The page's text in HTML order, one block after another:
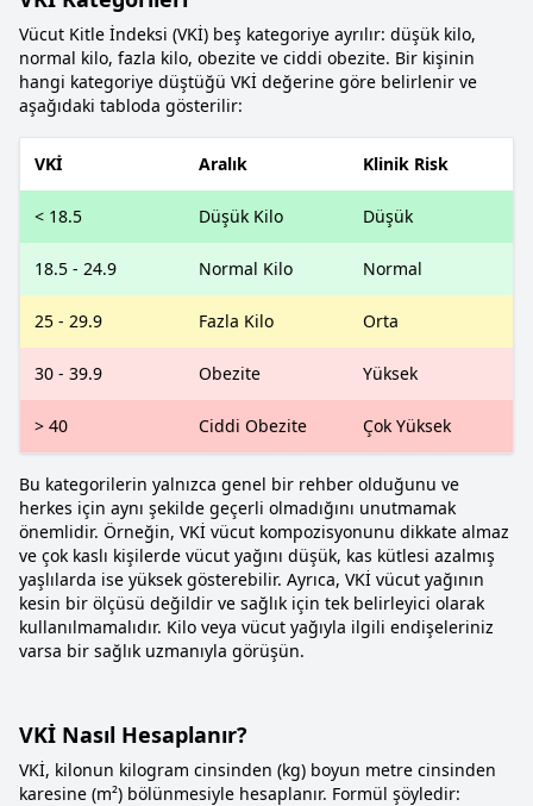
Vücut Kitle İndeksi (VKİ) beş kategoriye ayrılır: düşük kilo,
normal kilo, fazla kilo, obezite ve ciddi obezite. Bir kişinin
hangi kategoriye düştüğü VKİ değerine göre belirlenir ve
aşağıdaki tabloda gösterilir:
VKİ Aralık Klinik Risk
< 18.5 Düşük Kilo Düşük
18.5 - 24.9 Normal Kilo Normal
25 - 29.9 Fazla Kilo Orta
30 - 39.9 Obezite Yüksek
> 40 Ciddi Obezite Çok Yüksek
Bu kategorilerin yalnızca genel bir rehber olduğunu ve
herkes için aynı şekilde geçerli olmadığını unutmamak
önemlidir. Örneğin, VKİ vücut kompozisyonunu dikkate almaz
ve çok kaslı kişilerde vücut yağını düşük, kas kütlesi azalmış
yaşlılarda ise yüksek gösterebilir. Ayrıca, VKİ vücut yağının
kesin bir ölçüsü değildir ve sağlık için tek belirleyici olarak
kullanılmamalıdır. Kilo veya vücut yağıyla ilgili endişeleriniz
varsa bir sağlık uzmanıyla görüşün.
VKİ Nasıl Hesaplanır?
VKİ, kilonun kilogram cinsinden (kg) boyun metre cinsinden
karesine (m²) bölünmesiyle hesaplanır. Formül şöyledir: